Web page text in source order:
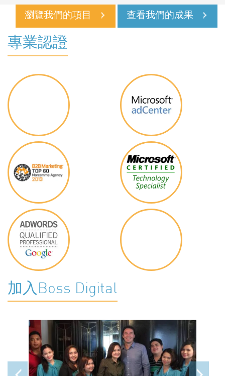
瀏覽我們的項目 查看我們的成果
專業認證
加入Boss Digital